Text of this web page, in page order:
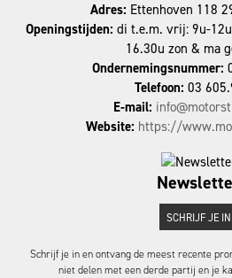
Adres: Ettenhoven 118
Openingstijden: di t.e.m. vrij: 9u-
16.30u zon & ma
Ondernemingsnummer:
Telefoon: 03
E-mail:
Website: https://
SCHRIJF JE IN
Schrijf je in en ontvang de meest recente
niet delen met een derde partij en je